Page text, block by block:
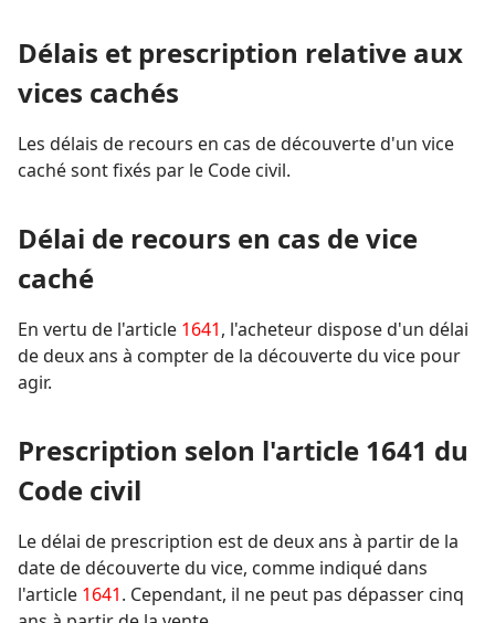
Délais et prescription relative aux
vices cachés
Les délais de recours en cas de découverte d'un vice
caché sont fixés par le Code civil.
Délai de recours en cas de vice
caché
En vertu de l'article 1641, l'acheteur dispose d'un délai
de deux ans à compter de la découverte du vice pour
agir.
Prescription selon l'article 1641 du
Code civil
Le délai de prescription est de deux ans à partir de la
date de découverte du vice, comme indiqué dans
l'article 1641. Cependant, il ne peut pas dépasser cinq